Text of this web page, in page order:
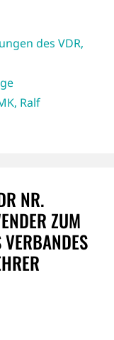
des VDR,
, Ralf
NR.
ZUM